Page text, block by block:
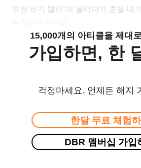
표현 쓰지 말라”며 불러다가 혼을 내
15,000개의 아티클을 제대
가입하면, 한
걱정마세요. 언제든 해지
한달 무료 체험하
DBR 멤버십 가입